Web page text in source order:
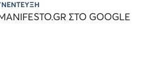
ΣΤΟ GOOGLE